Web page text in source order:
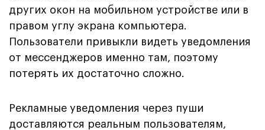
других окон на мобильном устройстве или в
правом углу экрана компьютера.
Пользователи привыкли видеть уведомления
от мессенджеров именно там, поэтому
потерять их достаточно сложно.
Рекламные уведомления через пуши
доставляются реальным пользователям,